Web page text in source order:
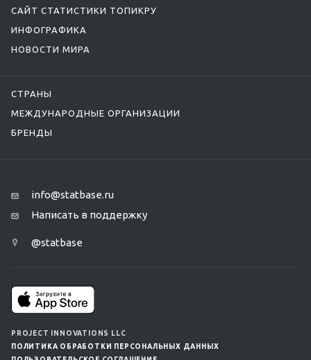
САЙТ СТАТИСТИКИ ТОПИКРУ
ИНФОГРАФИКА
НОВОСТИ МИРА
СТРАНЫ
МЕЖДУНАРОДНЫЕ ОРГАНИЗАЦИИ
БРЕНДЫ
info@statbase.ru
Написать в поддержку
@statbase
PROJECT INNOVATIONS LLC
ПОЛИТИКА ОБРАБОТКИ ПЕРСОНАЛЬНЫХ ДАННЫХ